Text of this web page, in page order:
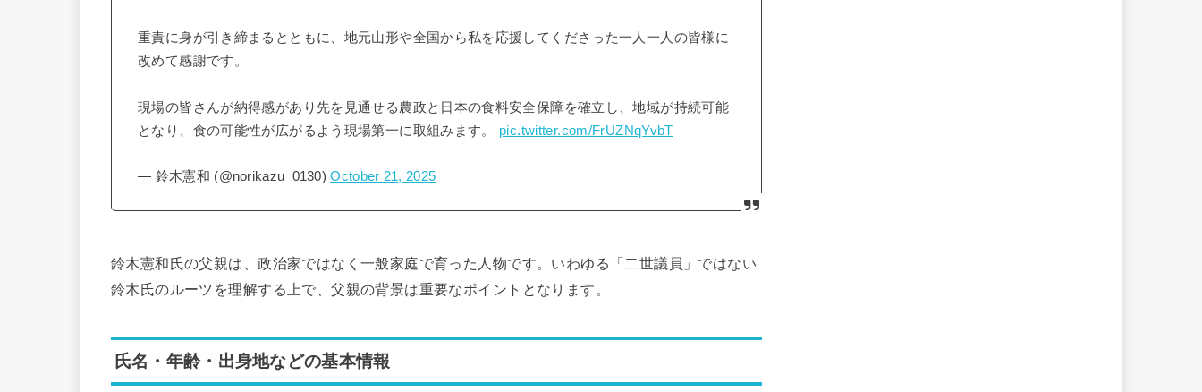
重責に身が引き締まるとともに、地元山形や全国から私を応援してくださった一人一人の皆様に
改めて感謝です。
現場の皆さんが納得感があり先を見通せる農政と日本の食料安全保障を確立し、地域が持続可能
となり、食の可能性が広がるよう現場第一に取組みます。 pic.twitter.com/FrUZNqYvbT
— 鈴木憲和 (@norikazu_0130)October 21, 2025
鈴木憲和氏の父親は、政治家ではなく一般家庭で育った人物です。いわゆる「二世議員」ではない
鈴木氏のルーツを理解する上で、父親の背景は重要なポイントとなります。
氏名・年齢・出身地などの基本情報